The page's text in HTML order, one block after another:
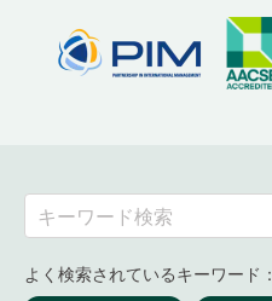
よく検索されているキーワード：